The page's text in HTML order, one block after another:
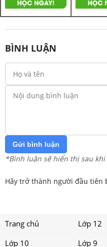
BÌNH LUẬN
Gửi bình luận
*Bình luận sẽ hiển thị sau
Hãy trở thành người đầu tiên
Trang chủ Lớp 12
Lớp 10
Lớp 9